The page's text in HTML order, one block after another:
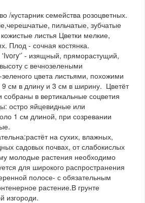
/кустарник семейства розоцветных.
пильчатые, зубчатые
листья Цветки мелкие,
Плод - сочная костянка.
- изящный, пряморастущий,
с вечнозелеными
цвета листьями, похожими
9 см в длину и 3 см в ширину. Цветёт
в вертикальные соцветия
остро яйцевидные или
1 см длиной, при созревании
на сухих, влажных,
садовых почвах, от слабокислых
молодые растения необходимо
для широкого распространения
полосе- с обязательным
растение.В грунте
изгороди.